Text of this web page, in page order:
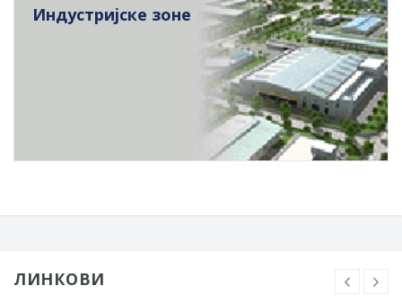
Индустријске зоне
ЛИНКОВИ